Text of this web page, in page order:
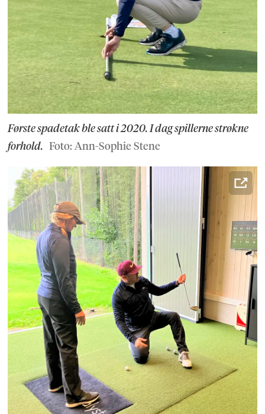
Første spadetak ble satt i 2020. I dag spillerne strøkne
forhold. Foto: Ann-Sophie Stene